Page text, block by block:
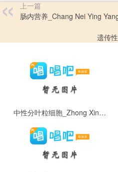
上一篇
肠内营养_Chang Nei Ying
遗传
中性分叶粒细胞_Zhong Xing Fen Ye Li Xi Bao